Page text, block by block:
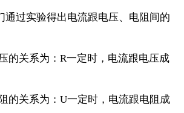
通过实验得出电流跟电压、电阻间的
的关系为：R一定时，电流跟电压成
的关系为：U一定时，电流跟电阻成